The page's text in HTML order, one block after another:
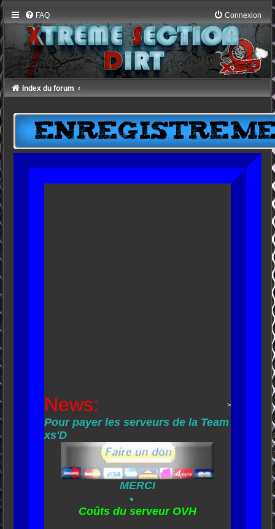
FAQ Connexion
Index du forum
News: >
Pour payer les serveurs de la Team
xs'D
MERCI
Coûts du serveur OVH